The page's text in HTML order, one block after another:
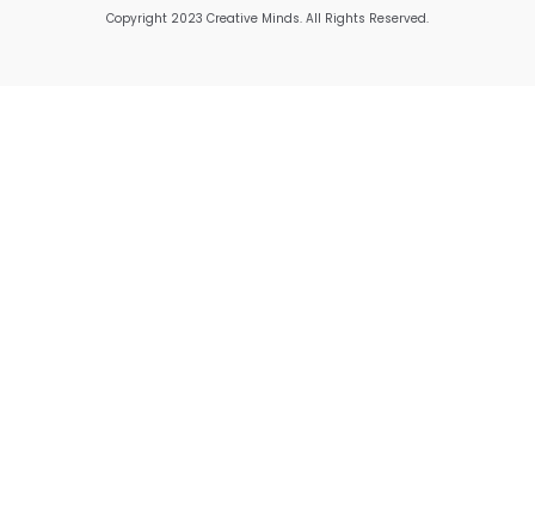
Copyright 2023 Creative Minds. All Rights Reserved.